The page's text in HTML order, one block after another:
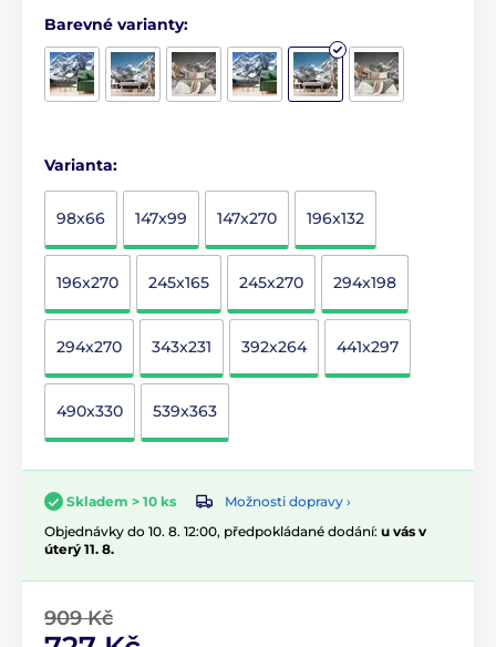
Barevné varianty:
Varianta:
98x66 147x99 147x270 196x132
196x270 245x165 245x270 294x198
294x270 343x231 392x264 441x297
490x330 539x363
Skladem > 10 ks
Možnosti dopravy ›
Objednávky do 10. 8. 12:00, předpokládané dodání: u vás v
úterý 11. 8.
909 Kč